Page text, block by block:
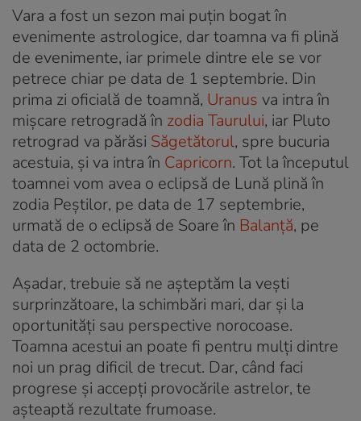
Vara a fost un sezon mai puțin bogat în
evenimente astrologice, dar toamna va fi plină
de evenimente, iar primele dintre ele se vor
petrece chiar pe data de 1 septembrie. Din
prima zi oficială de toamnă, Uranus va intra în
mișcare retrogradă în zodia Taurului, iar Pluto
retrograd va părăsi Săgetătorul, spre bucuria
acestuia, și va intra în Capricorn. Tot la începutul
toamnei vom avea o eclipsă de Lună plină în
zodia Peștilor, pe data de 17 septembrie,
urmată de o eclipsă de Soare în Balanță, pe
data de 2 octombrie.
Așadar, trebuie să ne așteptăm la vești
surprinzătoare, la schimbări mari, dar și la
oportunități sau perspective norocoase.
Toamna acestui an poate fi pentru mulţi dintre
noi un prag dificil de trecut. Dar, când faci
progrese şi accepţi provocările astrelor, te
aşteaptă rezultate frumoase.